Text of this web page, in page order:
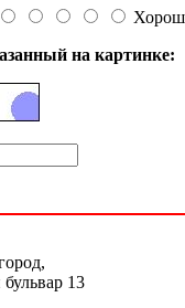
на картинке:
13